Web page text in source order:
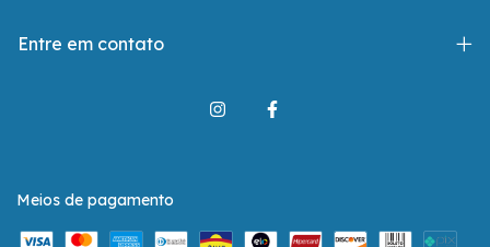
Entre em contato
Meios de pagamento